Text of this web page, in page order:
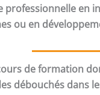
professionnelle en
ou en
de formation
débouchés dans